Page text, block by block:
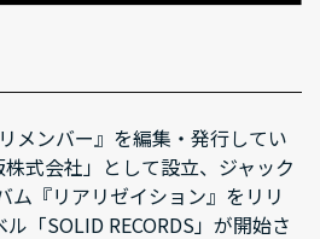
メンバー』を編集・発行してい
式会社」として設立、ジャック
ム『リアリゼイション』をリリ
「SOLID RECORDS」が開始さ